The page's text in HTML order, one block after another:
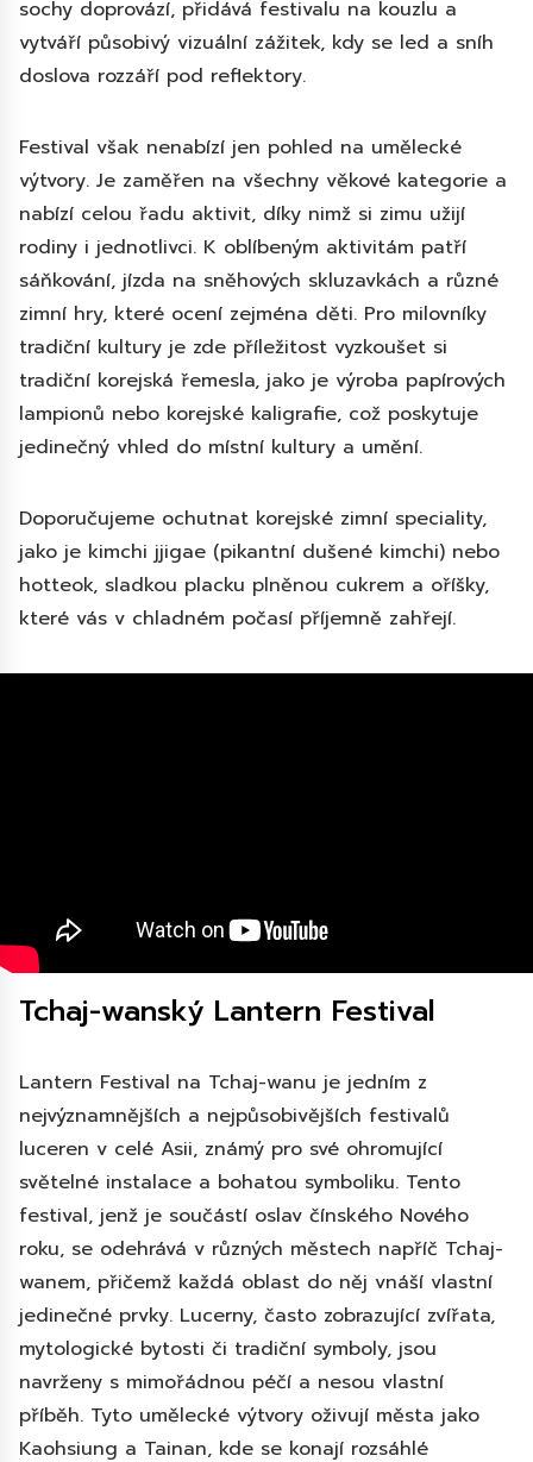
sochy doprovází, přidává festivalu na kouzlu a
vytváří působivý vizuální zážitek, kdy se led a sníh
doslova rozzáří pod reflektory.
Festival však nenabízí jen pohled na umělecké
výtvory. Je zaměřen na všechny věkové kategorie a
nabízí celou řadu aktivit, díky nimž si zimu užijí
rodiny i jednotlivci. K oblíbeným aktivitám patří
sáňkování, jízda na sněhových skluzavkách a různé
zimní hry, které ocení zejména děti. Pro milovníky
tradiční kultury je zde příležitost vyzkoušet si
tradiční korejská řemesla, jako je výroba papírových
lampionů nebo korejské kaligrafie, což poskytuje
jedinečný vhled do místní kultury a umění.
Doporučujeme ochutnat korejské zimní speciality,
jako je kimchi jjigae (pikantní dušené kimchi) nebo
hotteok, sladkou placku plněnou cukrem a oříšky,
které vás v chladném počasí příjemně zahřejí.
Tchaj-wanský Lantern Festival
Lantern Festival na Tchaj-wanu je jedním z
nejvýznamnějších a nejpůsobivějších festivalů
luceren v celé Asii, známý pro své ohromující
světelné instalace a bohatou symboliku. Tento
festival, jenž je součástí oslav čínského Nového
roku, se odehrává v různých městech napříč Tchaj-
wanem, přičemž každá oblast do něj vnáší vlastní
jedinečné prvky. Lucerny, často zobrazující zvířata,
mytologické bytosti či tradiční symboly, jsou
navrženy s mimořádnou péčí a nesou vlastní
příběh. Tyto umělecké výtvory oživují města jako
Kaohsiung a Tainan, kde se konají rozsáhlé